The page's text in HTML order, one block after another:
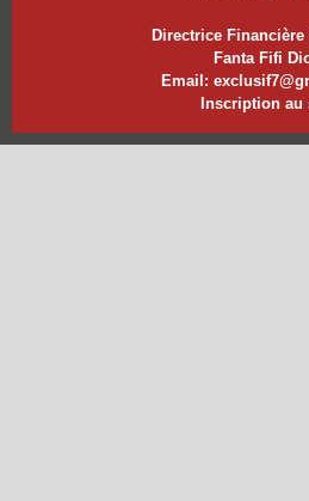
Directrice Financière
Fanta Fifi
Email:
Inscription au